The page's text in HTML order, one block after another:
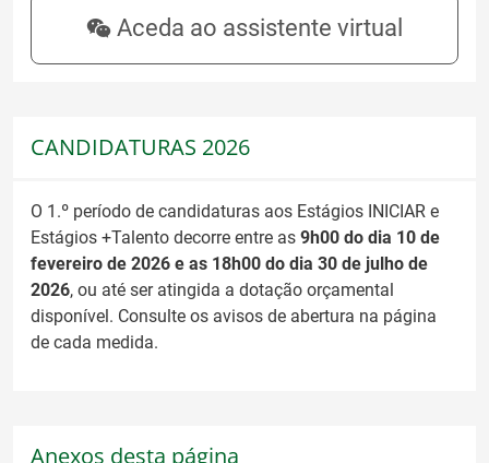
Aceda ao assistente virtual
CANDIDATURAS 2026
O 1.º período de candidaturas aos Estágios INICIAR e
Estágios +Talento decorre entre as 9h00 do dia 10 de
fevereiro de 2026 e as 18h00 do dia 30 de julho de
2026, ou até ser atingida a dotação orçamental
disponível. Consulte os avisos de abertura na página
de cada medida.
Anexos desta página